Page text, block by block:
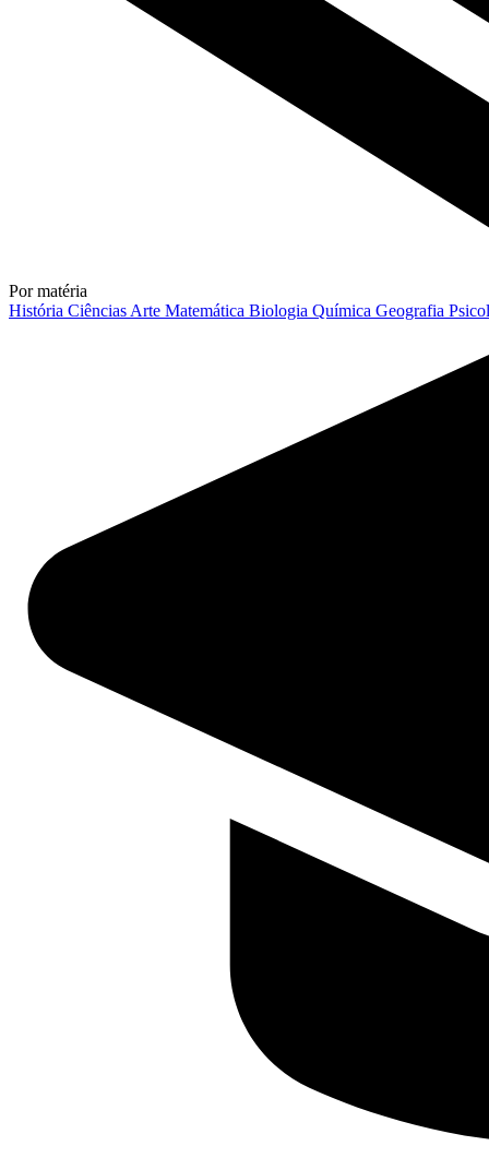
Por matéria
História Ciências Arte Matemática Biologia Química Geografia